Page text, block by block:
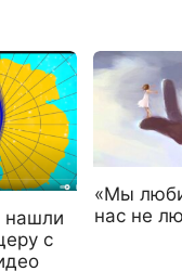
нашли
с
«Мы
нас не